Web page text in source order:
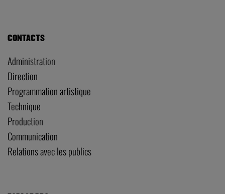
CONTACTS
Administration
Direction
Programmation artistique
Technique
Production
Communication
Relations avec les publics